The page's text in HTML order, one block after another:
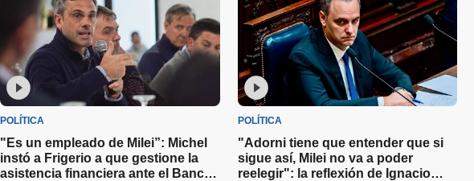
POLÍTICA
"Es un empleado de Milei”: Michel
instó a Frigerio a que gestione la
asistencia financiera ante el Banco
POLÍTICA
"Adorni tiene que entender que si
sigue así, Milei no va a poder
reelegir": la reflexión de Ignacio